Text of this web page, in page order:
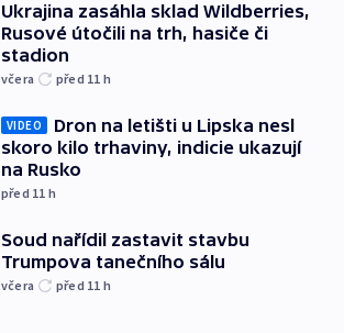
Ukrajina zasáhla sklad Wildberries,
Rusové útočili na trh, hasiče či
stadion
včera před 11 h
VIDEO
Dron na letišti u Lipska nesl
skoro kilo trhaviny, indicie ukazují
na Rusko
před 11 h
Soud nařídil zastavit stavbu
Trumpova tanečního sálu
včera před 11 h